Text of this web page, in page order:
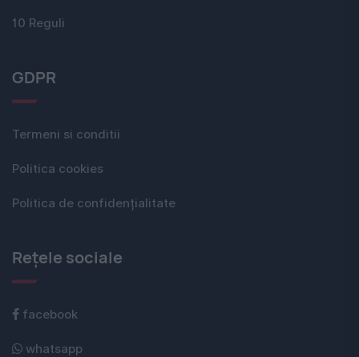
10 Reguli
GDPR
Termeni si conditii
Politica cookies
Politica de confidențialitate
Rețele sociale
facebook
whatsapp